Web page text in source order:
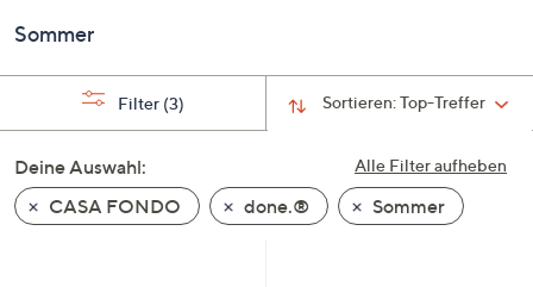
Pfeiltasten
nach
und
nach
unten
oder
Sommer
Sortieren:Top-Treffer
Filter (3)
Alle Filter aufheben
Deine Auswahl:
CASA FONDO
done.® Sommer